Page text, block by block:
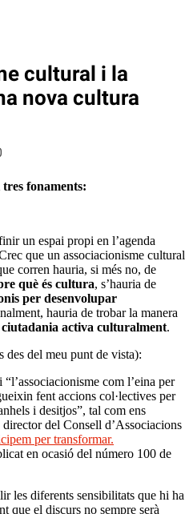
cultural i la
nova cultura
fonaments:
un espai propi en l’agenda
que un associacionisme cultural
corren hauria, si més no, de
què és cultura, s’hauria de
per desenvolupar
hauria de trobar la manera
ciutadania activa culturalment.
des del meu punt de vista):
com l’eina per
fent accions col·lectives per
i desitjos”, tal com ens
director del Consell d’Associacions
per transformar.
en ocasió del número 100 de
les diferents sensibilitats que hi ha
que el discurs no sempre serà